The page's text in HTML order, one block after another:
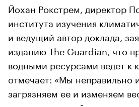
Йохан Рокстрем, директор
института изучения
и ведущий автор доклада,
изданию The Guardian, что
водными ресурсами ведет к
отмечает: «Мы неправильно
загрязняем ее и изменяем